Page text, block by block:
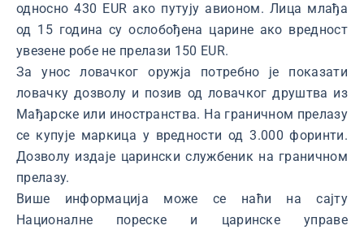
односно 430 EUR ако путују авионом. Лица млађа
од 15 година су ослобођена царине ако вредност
увезене робе не прелази 150 EUR.
За унос ловачког оружја потребно је показати
ловачку дозволу и позив од ловачког друштва из
Мађарске или иностранства. На граничном прелазу
се купује маркица у вредности од 3.000 форинти.
Дозволу издаје царински службеник на граничном
прелазу.
Више информација може се наћи на сајту
Националнe порескe и царинскe управe